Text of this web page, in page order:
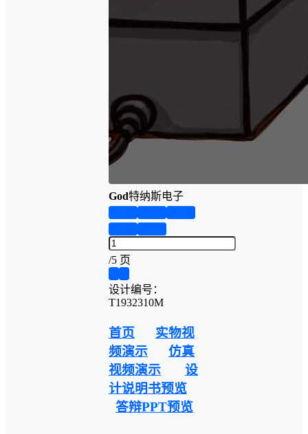
God特纳斯电子
/5 页
设计编号：
T1932310M
首页
实物视
频演示
仿真
视频演示
设
计说明书预览
答辩PPT预览